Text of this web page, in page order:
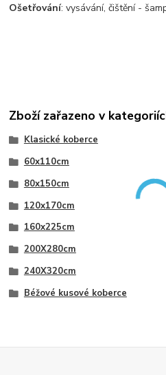
Ošetřování: vysávání, čištění -
Zboží zařazeno v
Klasické koberce
60x110cm
80x150cm
120x170cm
160x225cm
200X280cm
240X320cm
Béžové kusové koberce